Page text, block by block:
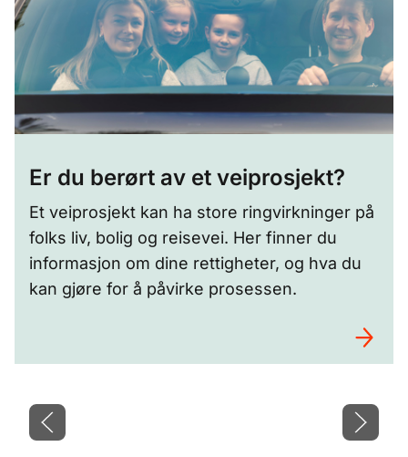
Er du berørt av et veiprosjekt?
Et veiprosjekt kan ha store ringvirkninger på
folks liv, bolig og reisevei. Her finner du
informasjon om dine rettigheter, og hva du
kan gjøre for å påvirke prosessen.